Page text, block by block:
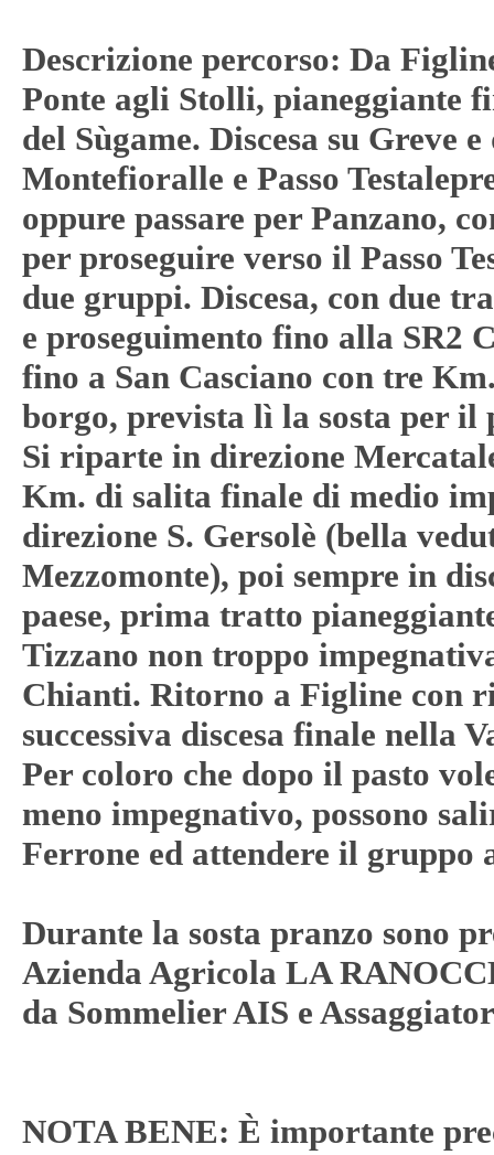
Descrizione percorso: Da
Ponte agli Stolli, pianeggiante
del Sùgame. Discesa su Greve
Montefioralle e Passo
oppure passare per Panzano,
per proseguire verso il Passo
due gruppi. Discesa, con due
e proseguimento fino alla SR2
fino a San Casciano con tre
borgo, prevista lì la sosta per il
Si riparte in direzione
Km. di salita finale di medio
direzione S. Gersolè (bella
Mezzomonte), poi sempre in
paese, prima tratto
Tizzano non troppo
Chianti. Ritorno a Figline con
successiva discesa finale nella
Per coloro che dopo il pasto
meno impegnativo, possono
Ferrone ed attendere il gruppo
Durante la sosta pranzo sono
Azienda Agricola LA
da Sommelier AIS e
NOTA BENE: È importante